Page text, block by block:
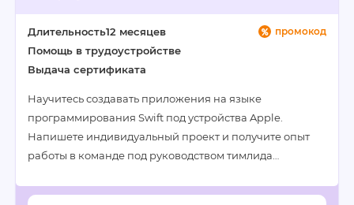
промокод
Длительность12 месяцев
Помощь в трудоустройстве
Выдача сертификата
Научитесь создавать приложения на языке
программирования Swift под устройства Apple.
Напишете индивидуальный проект и получите опыт
работы в команде под руководством тимлида…